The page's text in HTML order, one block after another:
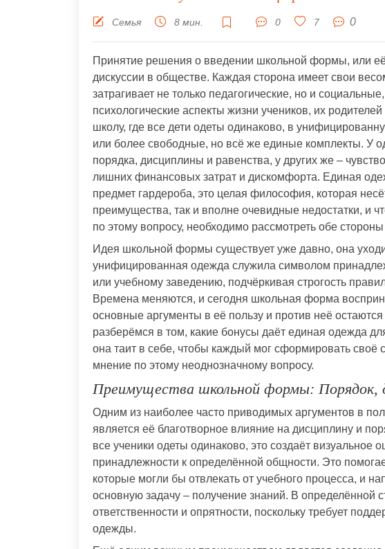
Семья 8 мин. 0 7 0
Принятие решения о введении школьной формы, или
дискуссии в обществе. Каждая сторона имеет свои
затрагивает не только педагогические, но и
психологические аспекты жизни учеников, их
школу, где все дети одеты одинаково, в
или более свободные, но всё же единые комплекты. У
порядка, дисциплины и равенства, у других же –
лишних финансовых затрат и дискомфорта. Единая
предмет гардероба, это целая философия, которая
преимущества, так и вполне очевидные недостатки, и
по этому вопросу, необходимо рассмотреть обе
Идея школьной формы существует уже давно, она
унифицированная одежда служила символом
или учебному заведению, подчёркивая строгость
Времена меняются, и сегодня школьная форма
основные аргументы в её пользу и против неё
разберёмся в том, какие бонусы даёт единая одежда
она таит в себе, чтобы каждый мог сформировать
мнение по этому неоднозначному вопросу.
Преимущества школьной формы: Порядок,
Одним из наиболее часто приводимых аргументов в
является её благотворное влияние на дисциплину и
все ученики одеты одинаково, это создаёт визуальное
принадлежности к определённой общности. Это
которые могли бы отвлекать от учебного процесса, и
основную задачу – получение знаний. В определённой
ответственности и опрятности, поскольку требует
одежды.